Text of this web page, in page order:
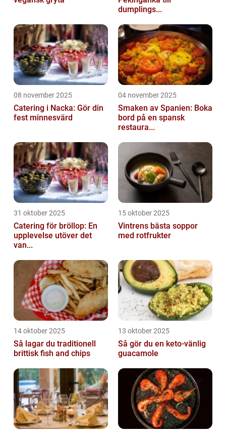
dumplings...
08 november 2025
Catering i Nacka: Gör din
fest minnesvärd
04 november 2025
Smaken av Spanien: Boka
bord på en spansk
restaura...
31 oktober 2025
Catering för bröllop: En
upplevelse utöver det
van...
15 oktober 2025
Vintrens bästa soppor
med rotfrukter
14 oktober 2025
Så lagar du traditionell
brittisk fish and chips
13 oktober 2025
Så gör du en keto-vänlig
guacamole